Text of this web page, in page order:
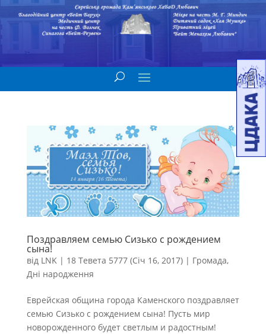
Поздравляем семью Сизько с рождением
сына!
від LNK| 18 Тевета 5777 (Січ 16, 2017)| Громада,
Дні народження
Еврейская община города Каменского поздравляет
семью Сизько с рождением сына! Пусть мир
новорожденного будет светлым и радостным!